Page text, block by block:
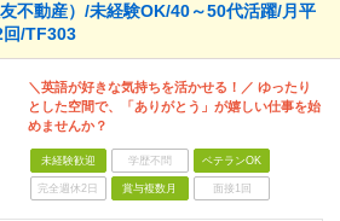
不動産）/未経験OK/40～50代活躍/月平
回/TF303
＼英語が好きな気持ちを活かせる！／ ゆったり
とした空間で、「ありがとう」が嬉しい仕事を始
めませんか？
未経験歓迎 学歴不問 ベテランOK
完全週休2日 賞与複数月 面接1回